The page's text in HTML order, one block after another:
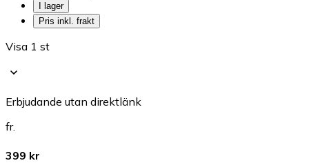
I lager
Pris inkl. frakt
Visa 1 st
Erbjudande utan direktlänk
fr.
399 kr